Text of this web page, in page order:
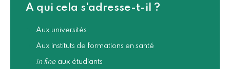
A qui cela s'adresse-t-il ?
Aux universités
Aux instituts de formations en santé
in fine aux étudiants